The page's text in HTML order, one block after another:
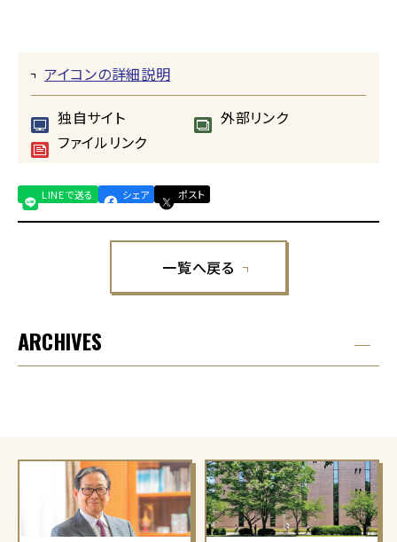
アイコンの詳細説明
独自サイト
外部リンク
ファイルリンク
LINEで送る シェア ポスト
一覧へ戻る
ARCHIVES